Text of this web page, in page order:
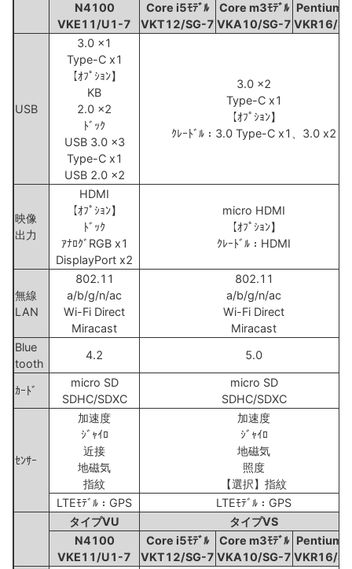
N4100
VKE11/U1-7
Core i5ﾓﾃﾞﾙ
VKT12/SG-7
Core m3ﾓﾃﾞﾙ
VKA10/SG-7
Pentiumﾓ
VKR16/
USB
3.0 x1
Type-C x1
【ｵﾌﾟｼｮﾝ】
KB
2.0 x2
ﾄﾞｯｸ
USB 3.0 x3
Type-C x1
USB 2.0 x2
3.0 x2
Type-C x1
【ｵﾌﾟｼｮﾝ】
ｸﾚｰﾄﾞﾙ：3.0 Type-C x1、3.0 x2
映像
出力
HDMI
【ｵﾌﾟｼｮﾝ】
ﾄﾞｯｸ
ｱﾅﾛｸﾞRGB x1
DisplayPort x2
micro HDMI
【ｵﾌﾟｼｮﾝ】
ｸﾚｰﾄﾞﾙ：HDMI
無線
LAN
802.11
a/b/g/n/ac
Wi-Fi Direct
Miracast
802.11
a/b/g/n/ac
Wi-Fi Direct
Miracast
Blue
tooth
4.2 5.0
ｶｰﾄﾞ
micro SD
SDHC/SDXC
micro SD
SDHC/SDXC
ｾﾝｻｰ
加速度
ｼﾞｬｲﾛ
近接
地磁気
指紋
加速度
ｼﾞｬｲﾛ
地磁気
照度
【選択】指紋
LTEﾓﾃﾞﾙ：GPS
LTEﾓﾃﾞﾙ：GPS
タイプVU
タイプVS
N4100
VKE11/U1-7
Core i5ﾓﾃﾞﾙ
VKT12/SG-7
Core m3ﾓﾃﾞﾙ
VKA10/SG-7
Pentiumﾓ
VKR16/